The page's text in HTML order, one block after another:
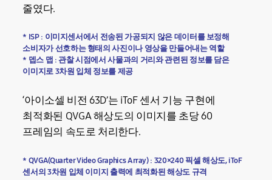
줄였다.
* ISP : 이미지센서에서 전송된 가공되지 않은 데이터를 보정해
소비자가 선호하는 형태의 사진이나 영상을 만들어내는 역할
* 뎁스 맵 : 관찰 시점에서 사물과의 거리와 관련된 정보를 담은
이미지로 3차원 입체 정보를 제공
‘아이소셀 비전 63D’는 iToF 센서 기능 구현에
최적화된 QVGA 해상도의 이미지를 초당 60
프레임의 속도로 처리한다.
* QVGA(Quarter Video Graphics Array) : 320×240 픽셀 해상도, iToF
센서의 3차원 입체 이미지 출력에 최적화된 해상도 규격